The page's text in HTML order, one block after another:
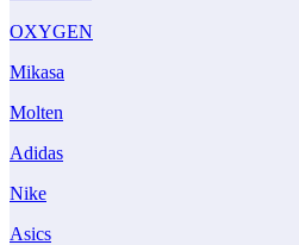
OXYGEN
Mikasa
Molten
Adidas
Nike
Asics